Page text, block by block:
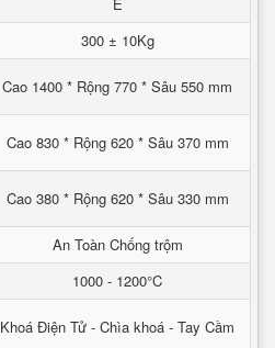
300 ± 10Kg
Cao 1400 * Rộng 770 * Sâu 550 mm
Cao 830 * Rộng 620 * Sâu 370 mm
Cao 380 * Rộng 620 * Sâu 330 mm
An Toàn Chống trộm
1000 - 1200°C
Khoá Điện Tử - Chìa khoá - Tay Cầm